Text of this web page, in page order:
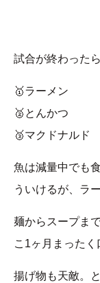
試合が終わった
🥇ラーメン
🥈とんかつ
🥉マクドナルド
魚は減量中でも
ういけるが、ラ
麺からスープま
こ1ヶ月まったく
揚げ物も天敵。